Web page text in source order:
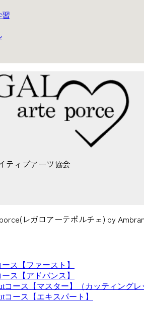
習
ティブアーツ協会
レガロアーテポルチェ) by
ス【ファースト】
ス【アドバンス】
コース【マスター】（カッティングレ
コース【エキスパート】